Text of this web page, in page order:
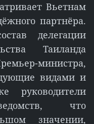
Вьетнам
партнёра.
делегации
Таиланда
министра,
видами и
руководители
что
значении,